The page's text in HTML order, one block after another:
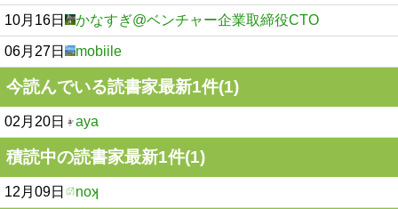
10月16日 かなすぎ@ベンチャー企業取締役CTO
06月27日 mobiile
今読んでいる読書家最新1件(1)
02月20日 aya
積読中の読書家最新1件(1)
12月09日 noʞ